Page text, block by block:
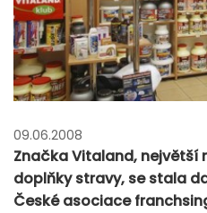
09.06.2008
Značka Vitaland,
doplňky stravy, se stala
České asociace